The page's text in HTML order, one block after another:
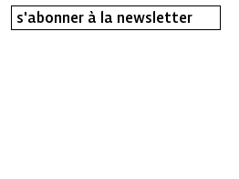
s'abonner à la newsletter